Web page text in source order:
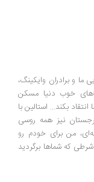
وایکینگ،
دنیا مسکن
استالین با
همه روسی
برای خودم رو
شماها برگردید